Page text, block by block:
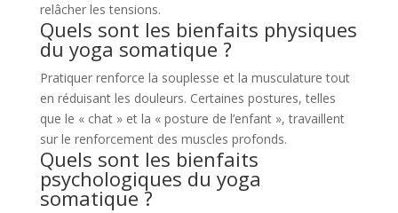
relâcher les tensions.
Quels sont les bienfaits physiques
du yoga somatique ?
Pratiquer renforce la souplesse et la musculature tout
en réduisant les douleurs. Certaines postures, telles
que le « chat » et la « posture de l’enfant », travaillent
sur le renforcement des muscles profonds.
Quels sont les bienfaits
psychologiques du yoga
somatique ?